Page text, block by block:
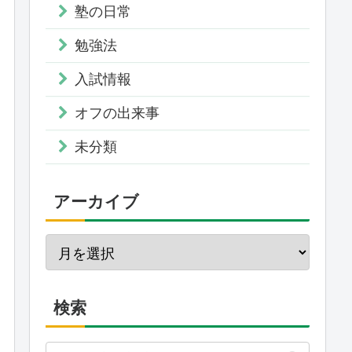
塾の日常
勉強法
入試情報
オフの出来事
未分類
アーカイブ
検索